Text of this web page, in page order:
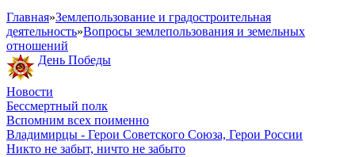
Главная»Землепользование и градостроительная
деятельность»Вопросы землепользования и земельных
отношений
День Победы
Новости
Бессмертный полк
Вспомним всех поименно
Владимирцы - Герои Советского Союза, Герои России
Никто не забыт, ничто не забыто